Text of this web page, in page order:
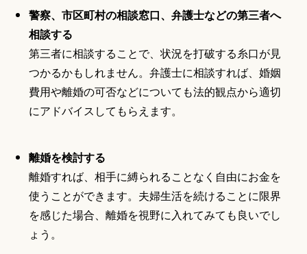
警察、市区町村の相談窓口、弁護士などの第三者へ
相談する
第三者に相談することで、状況を打破する糸口が見
つかるかもしれません。弁護士に相談すれば、婚姻
費用や離婚の可否などについても法的観点から適切
にアドバイスしてもらえます。
離婚を検討する
離婚すれば、相手に縛られることなく自由にお金を
使うことができます。夫婦生活を続けることに限界
を感じた場合、離婚を視野に入れてみても良いでし
ょう。